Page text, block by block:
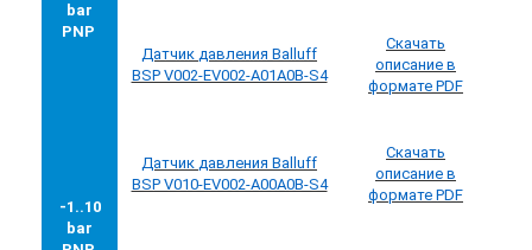
bar
PNP
Датчик давления Balluff
BSP V002-EV002-A01A0B-S4
Скачать
описание в
формате PDF
-1..10
bar
Датчик давления Balluff
BSP V010-EV002-A00A0B-S4
Скачать
описание в
формате PDF